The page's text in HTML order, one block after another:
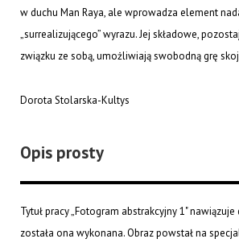
w duchu Man Raya, ale wprowadza element
„surrealizującego” wyrazu. Jej składowe,
związku ze sobą, umożliwiają swobodną grę
Dorota Stolarska-Kultys
Opis prosty
Tytuł pracy „Fotogram abstrakcyjny 1"
została ona wykonana. Obraz powstał na